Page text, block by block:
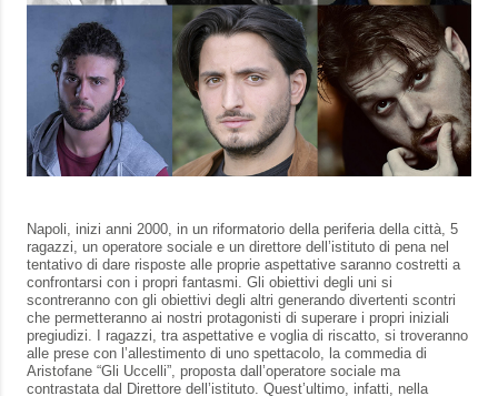
Napoli, inizi anni 2000, in un riformatorio della periferia della città, 5
ragazzi, un operatore sociale e un direttore dell’istituto di pena nel
tentativo di dare risposte alle proprie aspettative saranno costretti a
confrontarsi con i propri fantasmi. Gli obiettivi degli uni si
scontreranno con gli obiettivi degli altri generando divertenti scontri
che permetteranno ai nostri protagonisti di superare i propri iniziali
pregiudizi. I ragazzi, tra aspettative e voglia di riscatto, si troveranno
alle prese con l’allestimento di uno spettacolo, la commedia di
Aristofane “Gli Uccelli”, proposta dall’operatore sociale ma
contrastata dal Direttore dell’istituto. Quest’ultimo, infatti, nella